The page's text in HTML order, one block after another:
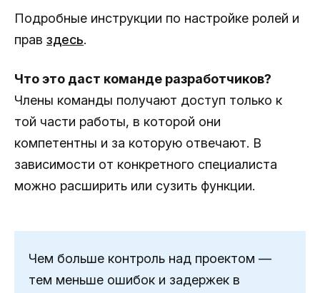
Подробные инструкции по настройке ролей и
прав здесь.
Что это даст команде разработчиков?
Члены команды получают доступ только к
той части работы, в которой они
компетентны и за которую отвечают. В
зависимости от конкретного специалиста
можно расширить или сузить функции.
Чем больше контроль над проектом —
тем меньше ошибок и задержек в